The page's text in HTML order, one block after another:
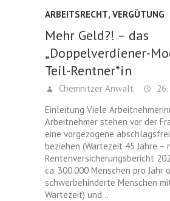
ARBEITSRECHT, VERGÜTUNG
Mehr Geld?! – das
„Doppelverdiener-
Teil-Rentner*in
Chemnitzer Anwalt
Einleitung Viele
Arbeitnehmer stehen vor der
eine vorgezogene
beziehen (Wartezeit 45 Jahre –
Rentenversicherungsbericht
ca. 300.000 Menschen pro Jahr
schwerbehinderte Menschen
Wartezeit) und…